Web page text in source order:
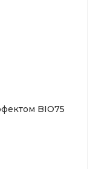
BIO75